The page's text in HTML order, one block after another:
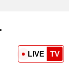
LIVE TV